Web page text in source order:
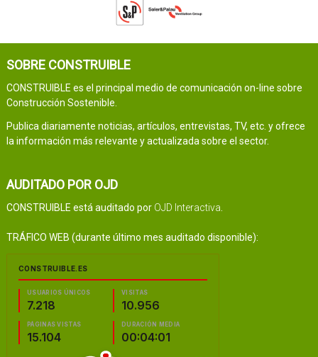
SOBRE CONSTRUIBLE
CONSTRUIBLE es el principal medio de comunicación on-line sobre
Construcción Sostenible.
Publica diariamente noticias, artículos, entrevistas, TV, etc. y ofrece
la información más relevante y actualizada sobre el sector.
AUDITADO POR OJD
CONSTRUIBLE está auditado por OJD Interactiva.
TRÁFICO WEB (durante último mes auditado disponible):